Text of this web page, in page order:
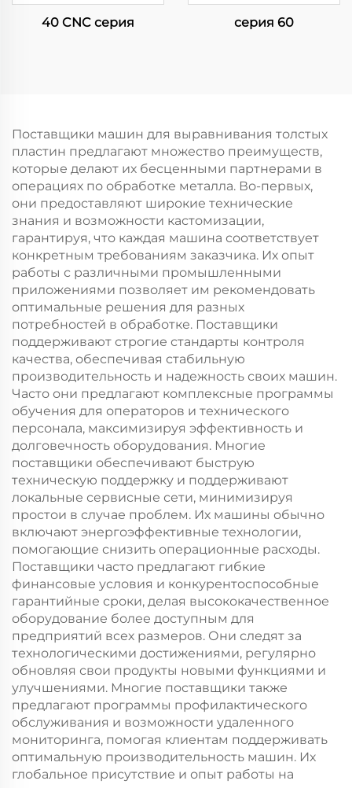
40 CNC серия серия 60
Поставщики машин для выравнивания толстых
пластин предлагают множество преимуществ,
которые делают их бесценными партнерами в
операциях по обработке металла. Во-первых,
они предоставляют широкие технические
знания и возможности кастомизации,
гарантируя, что каждая машина соответствует
конкретным требованиям заказчика. Их опыт
работы с различными промышленными
приложениями позволяет им рекомендовать
оптимальные решения для разных
потребностей в обработке. Поставщики
поддерживают строгие стандарты контроля
качества, обеспечивая стабильную
производительность и надежность своих машин.
Часто они предлагают комплексные программы
обучения для операторов и технического
персонала, максимизируя эффективность и
долговечность оборудования. Многие
поставщики обеспечивают быструю
техническую поддержку и поддерживают
локальные сервисные сети, минимизируя
простои в случае проблем. Их машины обычно
включают энергоэффективные технологии,
помогающие снизить операционные расходы.
Поставщики часто предлагают гибкие
финансовые условия и конкурентоспособные
гарантийные сроки, делая высококачественное
оборудование более доступным для
предприятий всех размеров. Они следят за
технологическими достижениями, регулярно
обновляя свои продукты новыми функциями и
улучшениями. Многие поставщики также
предлагают программы профилактического
обслуживания и возможности удаленного
мониторинга, помогая клиентам поддерживать
оптимальную производительность машин. Их
глобальное присутствие и опыт работы на